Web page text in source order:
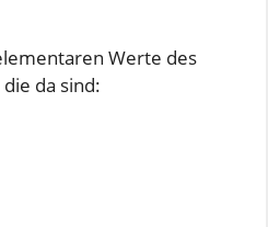
Werte des
da sind: